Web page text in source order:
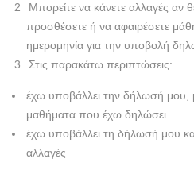
Μπορείτε να κάνετε αλλαγές αν
προσθέσετε ή να αφαιρέσετε
ημερομηνία για την υποβολή
Στις παρακάτω περιπτώσεις:
έχω υποβάλλει την δήλωσή μου,
μαθήματα που έχω δηλώσει
έχω υποβάλλει τη δήλωσή μου
αλλαγές